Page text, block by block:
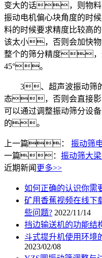
变大的话，则物料
振动电机偏心块角度的时
料的时候要求精度比较
该太小，否则会加快
整个的筛分精度，
45°。
3、超声波振动筛的
态，否则会直接影
可以通过调整振动筛分设
的。
上一篇： 振动筛
一篇： 振动筛大
近期新闻 更多>>
如何正确的认识你需
矿用香蕉视频在线下
些问题? 2022/11/14
挡边输送机的功能结
斗式提升机使用环境
2023/02/08